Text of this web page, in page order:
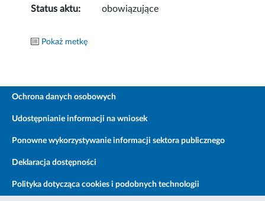
Status aktu: obowiązujące
Pokaż metkę
Ochrona danych osobowych
Udostępnianie informacji na wniosek
Ponowne wykorzystywanie informacji sektora publicznego
Deklaracja dostępności
Polityka dotycząca cookies i podobnych technologii